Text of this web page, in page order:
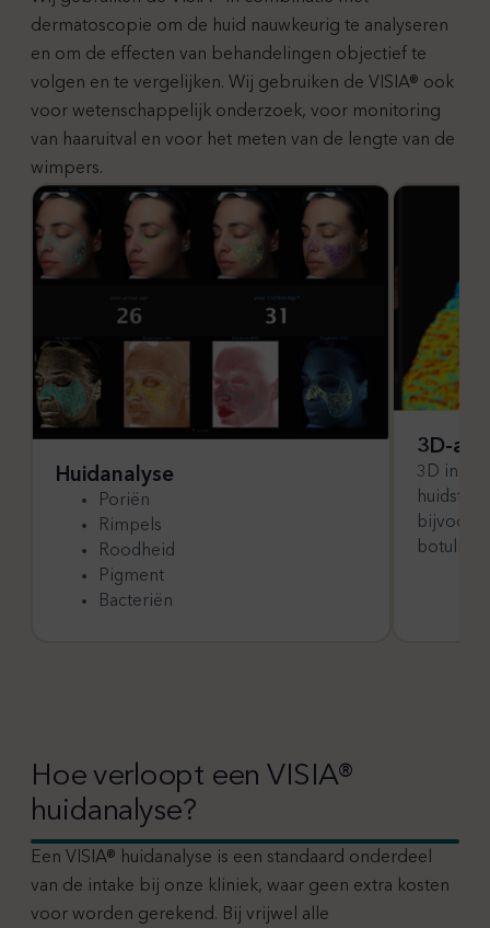
dermatoscopie om de huid nauwkeurig te analyseren
en om de effecten van behandelingen objectief te
volgen en te vergelijken. Wij gebruiken de VISIA® ook
voor wetenschappelijk onderzoek, voor monitoring
van haaruitval en voor het meten van de lengte van de
wimpers.
Huidanalyse
Poriën
Rimpels
Roodheid
Pigment
Bacteriën
3D-
3D in
Hoe verloopt een VISIA®
huidanalyse?
Een VISIA® huidanalyse is een standaard onderdeel
van de intake bij onze kliniek, waar geen extra kosten
voor worden gerekend. Bij vrijwel alle